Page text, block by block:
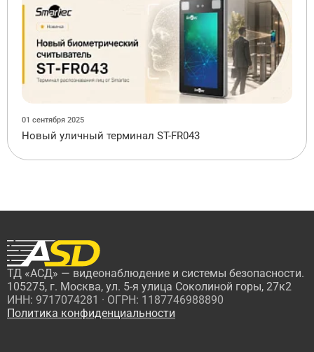
01 сентября 2025
Новый уличный терминал ST-FR043
ТД «АСД» — видеонаблюдение и системы безопасности.
105275, г. Москва, ул. 5-я улица Соколиной горы, 27к2
ИНН: 9717074281 · ОГРН: 1187746988890
Политика конфиденциальности